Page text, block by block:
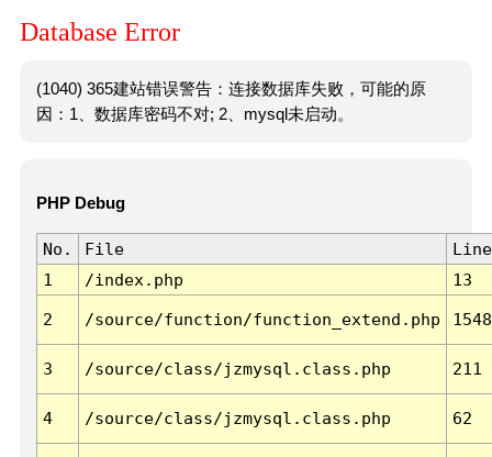
Database Error
(1040) 365建站错误警告：连接数据库失败，可能的原
因：1、数据库密码不对; 2、mysql未启动。
PHP Debug
No. File
Line
1
/index.php 13
2 /source/function/function_extend.php 1548
3 /source/class/jzmysql.class.php 211
4 /source/class/jzmysql.class.php 62